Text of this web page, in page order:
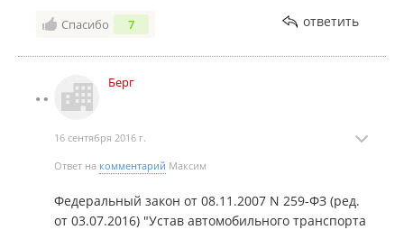
идти нам на встречу не стал, по итогу больше
желания работать с этой компанией у нас нет.
Спасибо 7 ответить
Берг
16 сентября 2016 г.
Ответ на комментарий Максим
Федеральный закон от 08.11.2007 N 259-ФЗ (ред.
от 03.07.2016) "Устав автомобильного транспорта